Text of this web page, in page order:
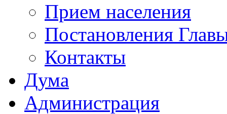
Прием населения
Постановления
Контакты
Дума
Администрация